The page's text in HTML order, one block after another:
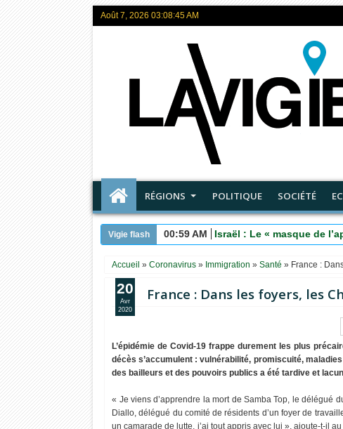
Août 7, 2026 03:08:46 AM
RÉGIONS POLITIQUE SOCIÉTÉ
Vigie flash 00:59 AM Israël : Le « masque de
Accueil »Coronavirus » Immigration »Santé » France :
France : Dans les foyers, les
L’épidémie de Covid-19 frappe durement les plus
décès s’accumulent : vulnérabilité, promiscuité,
des bailleurs et des pouvoirs publics a été tardive et
« Je viens d’apprendre la mort de Samba Top, le délégué
Diallo, délégué du comité de résidents d’un foyer de
un camarade de lutte, j’ai tout appris avec lui », ajoute-t-il
20
Avr
2020